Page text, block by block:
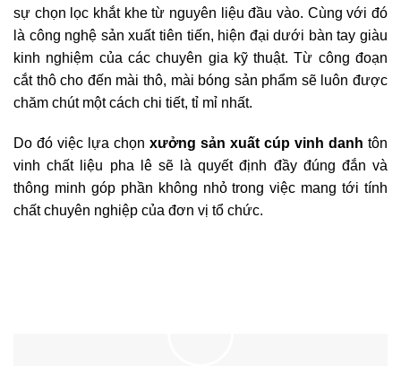
sự chọn lọc khắt khe từ nguyên liệu đầu vào. Cùng với đó
là công nghệ sản xuất tiên tiến, hiện đại dưới bàn tay giàu
kinh nghiệm của các chuyên gia kỹ thuật. Từ công đoạn
cắt thô cho đến mài thô, mài bóng sản phẩm sẽ luôn được
chăm chút một cách chi tiết, tỉ mỉ nhất.
Do đó việc lựa chọn xưởng sản xuất cúp vinh danh tôn
vinh chất liệu pha lê sẽ là quyết định đầy đúng đắn và
thông minh góp phần không nhỏ trong việc mang tới tính
chất chuyên nghiệp của đơn vị tổ chức.